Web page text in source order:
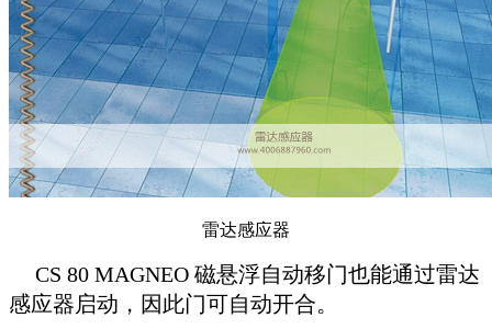
雷达感应器
CS 80 MAGNEO 磁悬浮自动移门也能通过雷达
感应器启动，因此门可自动开合。